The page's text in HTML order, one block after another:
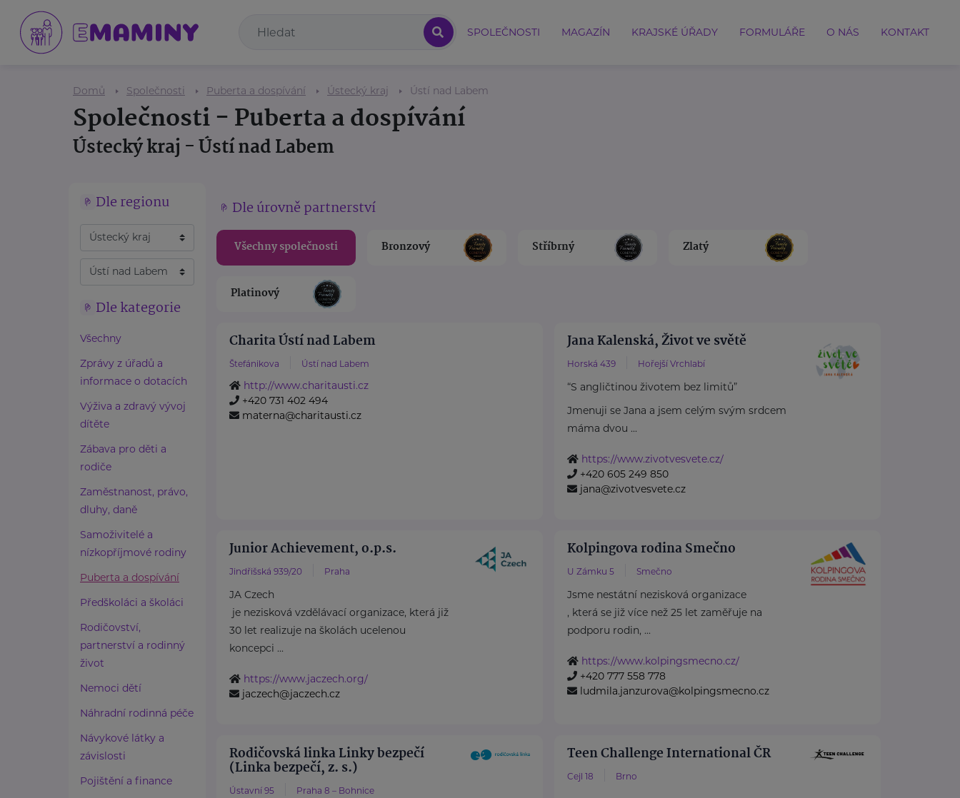
SPOLEČNOSTI MAGAZÍN KRAJSKÉ ÚŘADY FORMULÁŘE O NÁS KONTAKT
Domů Společnosti Puberta a dospívání Ústecký kraj Ústí nad Labem
Společnosti - Puberta a dospívání
Ústecký kraj - Ústí nad Labem
Dle regionu
Dle kategorie
Všechny
Zprávy z úřadů a
informace o dotacích
Výživa a zdravý vývoj
dítěte
Zábava pro děti a
rodiče
Zaměstnanost, právo,
dluhy, daně
Samoživitelé a
nízkopříjmové rodiny
Puberta a dospívání
Předškoláci a školáci
Rodičovství,
partnerství a rodinný
život
Nemoci dětí
Náhradní rodinná péče
Návykové látky a
závislosti
Pojištění a finance
Dle úrovně partnerství
Všechny společnosti Bronzový Stříbrný Zlatý
Platinový
Charita Ústí nad Labem
Štefánikova Ústí nad Labem
http://www.charitausti.cz
+420 731 402 494
materna@charitausti.cz
Jana Kalenská, Život ve světě
Horská 439 Hořejší Vrchlabí
“S angličtinou životem bez limitů”
Jmenuji se Jana a jsem celým svým srdcem
máma dvou ...
https://www.zivotvesvete.cz/
+420 605 249 850
jana@zivotvesvete.cz
Junior Achievement, o.p.s.
Jindřišská 939/20 Praha
JA Czech
je nezisková vzdělávací organizace, která již
30 let realizuje na školách ucelenou
koncepci ...
https://www.jaczech.org/
jaczech@jaczech.cz
Kolpingova rodina Smečno
U Zámku 5 Smečno
Jsme nestátní nezisková organizace
, která se již více než 25 let zaměřuje na
podporu rodin, ...
https://www.kolpingsmecno.cz/
+420 777 558 778
ludmila.janzurova@kolpingsmecno.cz
Rodičovská linka Linky bezpečí
(Linka bezpečí, z. s.)
Ústavní 95 Praha 8 – Bohnice
Teen Challenge International ČR
Cejl 18 Brno